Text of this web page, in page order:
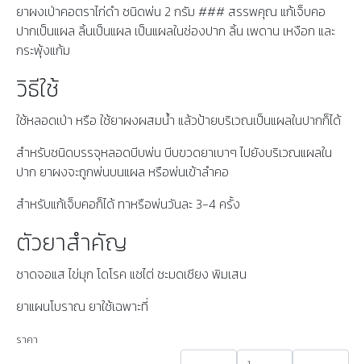
ยาผงเป่าคอตราไก่ดำ ชนิดพ่น 2 กรัม ### สรรพคุณ แก้เจ็บคอ
ปากเป็นแผล ลิ้นเป็นแผล เป็นแผลในช่องปาก ลิ้น เพดาน เหงือก และ
กระพุ้งแก้ม
วิธีใช้
ใช้หลอดเป่า หรือ ใช้ยาผงผสมน้ำ แล้วป้ายบริเวณเป็นแผลในปากก็ได้
สำหรับชนิดบรรจุหลอดบีบพ่น บีบขวดยาเบาๆ ไปยังบริเวณแผลใน
ปาก ยาผงจะถูกพ่นบนแผล หรือพ่นเข้าลำคอ
สำหรับแก้เจ็บคอก็ได้ ทาหรือพ่นวันละ 3-4 ครั้ง
ตัวยาสำคัญ
ชาดจอแส ไข่มุก โดโรค แชไต่ ชะมดเชียง พิมเสน
ยาแผนโบราณ ยาใช้เฉพาะที่
ราคา